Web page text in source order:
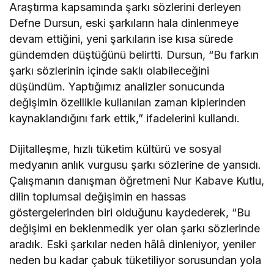
Araştırma kapsamında şarkı sözlerini derleyen
Defne Dursun, eski şarkıların hala dinlenmeye
devam ettiğini, yeni şarkıların ise kısa sürede
gündemden düştüğünü belirtti. Dursun, “Bu farkın
şarkı sözlerinin içinde saklı olabileceğini
düşündüm. Yaptığımız analizler sonucunda
değişimin özellikle kullanılan zaman kiplerinden
kaynaklandığını fark ettik,” ifadelerini kullandı.
Dijitalleşme, hızlı tüketim kültürü ve sosyal
medyanın anlık vurgusu şarkı sözlerine de yansıdı.
Çalışmanın danışman öğretmeni Nur Kabave Kutlu,
dilin toplumsal değişimin en hassas
göstergelerinden biri olduğunu kaydederek, “Bu
değişimi en beklenmedik yer olan şarkı sözlerinde
aradık. Eski şarkılar neden hâlâ dinleniyor, yeniler
neden bu kadar çabuk tüketiliyor sorusundan yola